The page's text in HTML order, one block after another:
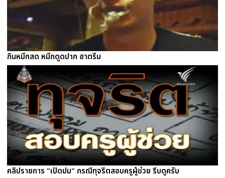
กินหมึกสด หมึกดูดปาก ฮาตรึม
คลิปรายการ "เปิดปม" กรณีทุจริตสอบครูผู้ช่วย รีบดูครับ